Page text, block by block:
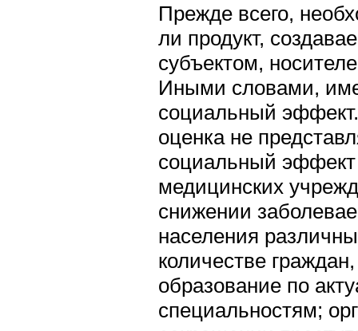
Прежде всего,
ли продукт,
субъектом,
Иными словами,
социальный
оценка не
социальный эффект
медицинских
снижении
населения
количестве
образование по
специальностям;